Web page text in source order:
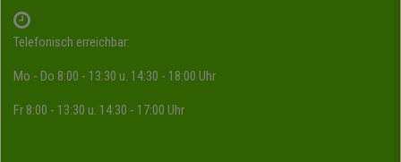
Telefonisch erreichbar:
Mo - Do 8:00 - 13:30 u. 14:30 - 18:00 Uhr
Fr 8:00 - 13:30 u. 14:30 - 17:00 Uhr